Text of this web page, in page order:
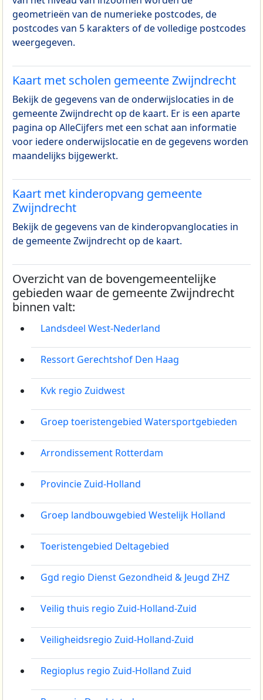
geometrieën van de numerieke postcodes, de
postcodes van 5 karakters of de volledige postcodes
weergegeven.
Kaart met scholen gemeente Zwijndrecht
Bekijk de gegevens van de onderwijslocaties in de
gemeente Zwijndrecht op de kaart. Er is een aparte
pagina op AlleCijfers met een schat aan informatie
voor iedere onderwijslocatie en de gegevens worden
maandelijks bijgewerkt.
Kaart met kinderopvang gemeente
Zwijndrecht
Bekijk de gegevens van de kinderopvanglocaties in
de gemeente Zwijndrecht op de kaart.
Overzicht van de bovengemeentelijke
gebieden waar de gemeente Zwijndrecht
binnen valt:
Landsdeel West-Nederland
Ressort Gerechtshof Den Haag
Kvk regio Zuidwest
Groep toeristengebied Watersportgebieden
Arrondissement Rotterdam
Provincie Zuid-Holland
Groep landbouwgebied Westelijk Holland
Toeristengebied Deltagebied
Ggd regio Dienst Gezondheid & Jeugd ZHZ
Veilig thuis regio Zuid-Holland-Zuid
Veiligheidsregio Zuid-Holland-Zuid
Regioplus regio Zuid-Holland Zuid